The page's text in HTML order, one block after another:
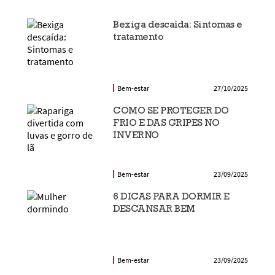
Bexiga descaída: Sintomas e
tratamento
Bem-estar 27/10/2025
COMO SE PROTEGER DO
FRIO E DAS GRIPES NO
INVERNO
Bem-estar 23/09/2025
6 DICAS PARA DORMIR E
DESCANSAR BEM
Bem-estar 23/09/2025